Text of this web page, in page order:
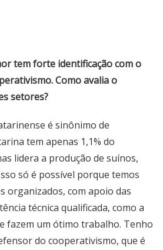
tem forte identificação com o
Como avalia o
setores?
é sinônimo de
tem apenas 1,1% do
lidera a produção de suínos,
só é possível porque temos
organizados, com apoio das
técnica qualificada, como a
fazem um ótimo trabalho. Tenho
do cooperativismo, que é